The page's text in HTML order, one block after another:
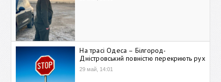
На трасі Одеса – Білгород-
Дністровський повністю перекриють рух
29 май, 14:01